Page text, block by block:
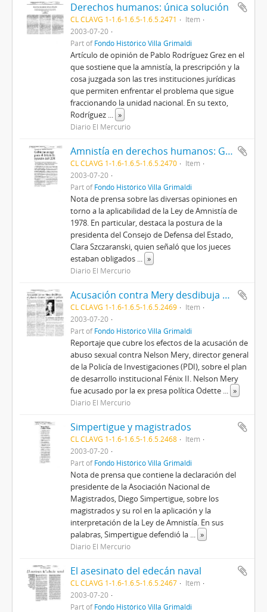
Derechos humanos: única solución
CL CLAVG 1-1.6-1.6.5-1.6.5.2471
Item
2003-07-20
Part ofFondo Histórico Villa Grimaldi
Artículo de opinión de Pablo Rodríguez Grez en el
que sostiene que la amnistía, la prescripción y la
cosa juzgada son las tres instituciones jurídicas
que permiten enfrentar el problema que sigue
fraccionando la unidad nacional. En su texto,
Rodríguez ... »
Diario El Mercurio
Amnistía en derechos humanos: Gobierno acoge para el debate la opinión del CDE
CL CLAVG 1-1.6-1.6.5-1.6.5.2470
Item
2003-07-20
Part ofFondo Histórico Villa Grimaldi
Nota de prensa sobre las diversas opiniones en
torno a la aplicabilidad de la Ley de Amnistía de
1978. En particular, destaca la postura de la
presidenta del Consejo de Defensa del Estado,
Clara Szczaranski, quien señaló que los jueces
estaban obligados ... »
Diario El Mercurio
Acusación contra Mery desdibuja el plan de desarrollo para la policía
CL CLAVG 1-1.6-1.6.5-1.6.5.2469
Item
2003-07-20
Part ofFondo Histórico Villa Grimaldi
Reportaje que cubre los efectos de la acusación de
abuso sexual contra Nelson Mery, director general
de la Policía de Investigaciones (PDI), sobre el plan
de desarrollo institucional Fénix II. Nelson Mery
fue acusado por la ex presa política Odette ... »
Diario El Mercurio
Simpertigue y magistrados
CL CLAVG 1-1.6-1.6.5-1.6.5.2468
Item
2003-07-20
Part ofFondo Histórico Villa Grimaldi
Nota de prensa que contiene la declaración del
presidente de la Asociación Nacional de
Magistrados, Diego Simpertigue, sobre los
magistrados y su rol en la aplicación y la
interpretación de la Ley de Amnistía. En sus
palabras, Simpertigue defendió la ... »
Diario El Mercurio
El asesinato del edecán naval
CL CLAVG 1-1.6-1.6.5-1.6.5.2467
Item
2003-07-20
Part ofFondo Histórico Villa Grimaldi